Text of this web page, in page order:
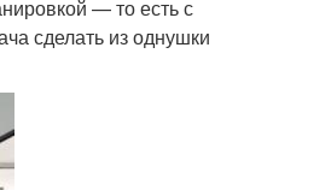
— то есть с
сделать из однушки